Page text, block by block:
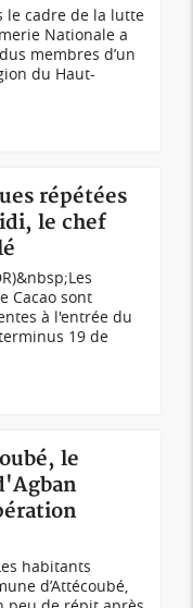
le cadre de la lutte
Nationale a
membres d’un
du Haut-
répétées
le chef
Cacao sont
à l'entrée du
19 de
le
habitants
d’Attécoubé,